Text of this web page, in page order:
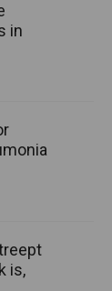
in
is,